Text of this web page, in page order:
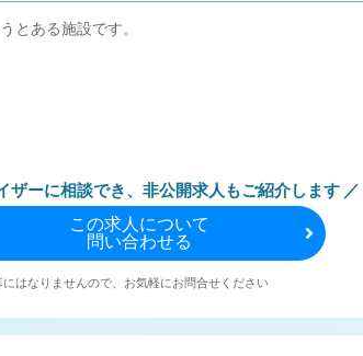
とある施設です。
ザーに相談でき、 非公開求人もご紹介します
この求人について
問い合わせる
にはなりませんので、お気軽にお問合せください